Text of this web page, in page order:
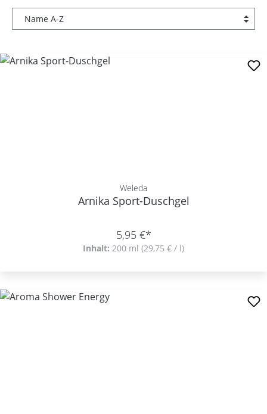
Weleda
Arnika Sport-Duschgel
5,95 €*
Inhalt: 200 ml (29,75 € / l)